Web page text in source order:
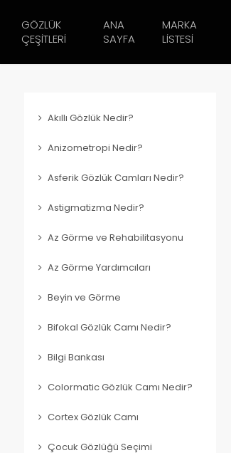
GÖZLÜK
ÇEŞITLERI
ANA
SAYFA
MARKA
LISTESI
Akıllı Gözlük Nedir?
Anizometropi Nedir?
Asferik Gözlük Camları Nedir?
Astigmatizma Nedir?
Az Görme ve Rehabilitasyonu
Az Görme Yardımcıları
Beyin ve Görme
Bifokal Gözlük Camı Nedir?
Bilgi Bankası
Colormatic Gözlük Camı Nedir?
Cortex Gözlük Camı
Çocuk Gözlüğü Seçimi